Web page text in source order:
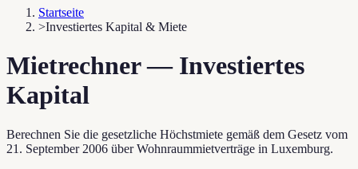
Startseite
>Investiertes Kapital & Miete
Mietrechner — Investiertes
Kapital
Berechnen Sie die gesetzliche Höchstmiete gemäß dem Gesetz vom
21. September 2006 über Wohnraummietverträge in Luxemburg.